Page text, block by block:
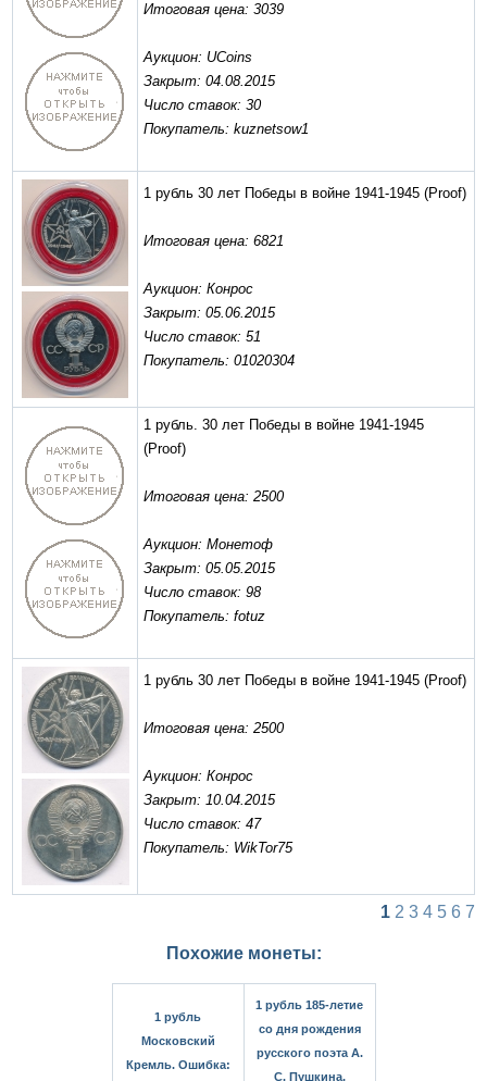
Итоговая цена: 3039
Аукцион: UCoins
Закрыт: 04.08.2015
Число ставок: 30
Покупатель: kuznetsow1
1 рубль 30 лет Победы в войне 1941-1945 (Proof)
Итоговая цена: 6821
Аукцион: Конрос
Закрыт: 05.06.2015
Число ставок: 51
Покупатель: 01020304
1 рубль. 30 лет Победы в войне 1941-1945
(Proof)
Итоговая цена: 2500
Аукцион: Монетоф
Закрыт: 05.05.2015
Число ставок: 98
Покупатель: fotuz
1 рубль 30 лет Победы в войне 1941-1945 (Proof)
Итоговая цена: 2500
Аукцион: Конрос
Закрыт: 10.04.2015
Число ставок: 47
Покупатель: WikTor75
1 2 3 4 5 6 7
Похожие монеты:
1 рубль
Московский
Кремль. Ошибка:
1 рубль 185-летие
со дня рождения
русского поэта А.
С. Пушкина.